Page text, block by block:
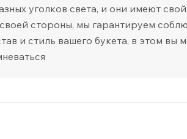
уголков света, и они имеют
стороны, мы гарантируем
и стиль вашего букета, в этом вы